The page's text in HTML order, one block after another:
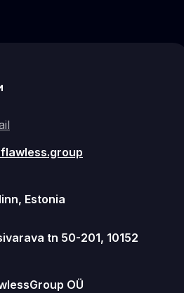
Estonia
tn 50-201, 10152
OÜ